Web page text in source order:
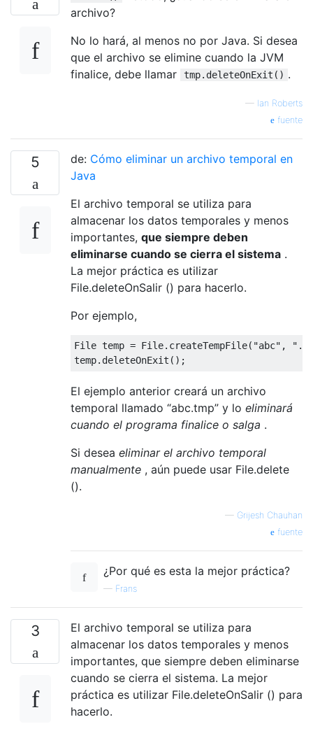
archivo?
No lo hará, al menos no por Java. Si desea
que el archivo se elimine cuando la JVM
finalice, debe llamar
tmp.deleteOnExit() .
— Ian Roberts
fuente
5 de: Cómo eliminar un archivo temporal en
Java
El archivo temporal se utiliza para
almacenar los datos temporales y menos
importantes, que siempre deben
eliminarse cuando se cierra el sistema .
La mejor práctica es utilizar
File.deleteOnSalir () para hacerlo.
Por ejemplo,
File temp = File.createTempFile( "abc" ,
El ejemplo anterior creará un archivo
temporal llamado “abc.tmp” y lo eliminará
cuando el programa finalice o salga .
Si desea eliminar el archivo temporal
manualmente , aún puede usar File.delete
().
— Grijesh Chauhan
fuente
¿Por qué es esta la mejor práctica?
— Frans
3
El archivo temporal se utiliza para
almacenar los datos temporales y menos
importantes, que siempre deben eliminarse
cuando se cierra el sistema. La mejor
práctica es utilizar File.deleteOnSalir () para
hacerlo.